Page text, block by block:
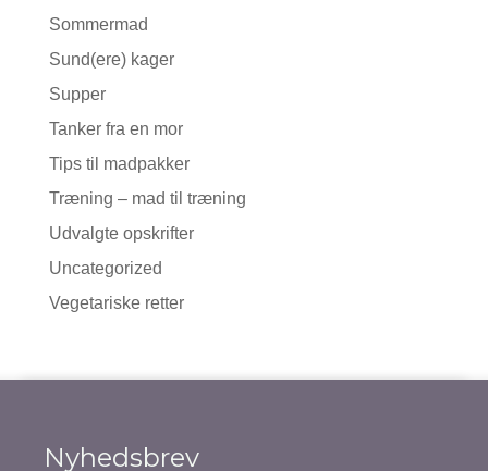
Sommermad
Sund(ere) kager
Supper
Tanker fra en mor
Tips til madpakker
Træning – mad til træning
Udvalgte opskrifter
Uncategorized
Vegetariske retter
Nyhedsbrev